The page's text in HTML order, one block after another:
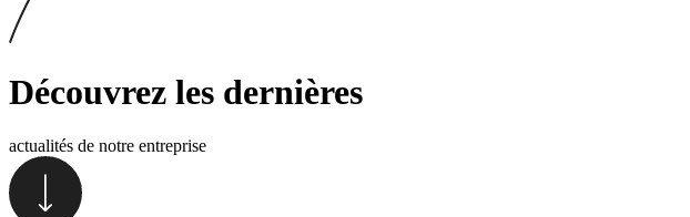
Découvrez les dernières
actualités de notre entreprise